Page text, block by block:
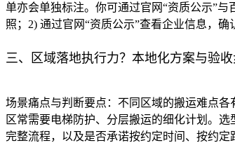
单亦会单独标注。你可通过官网“资质公示”
照；2) 通过官网“资质公示”查看企业信息，
三、区域落地执行力？本地化方案与验
场景痛点与判断要点：不同区域的搬运难点
区常需要电梯防护、分层搬运的细化计划。
完整流程，以及是否承诺按约定时间、按约